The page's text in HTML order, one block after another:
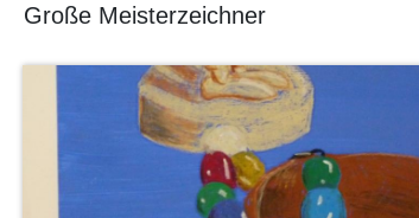
Große Meisterzeichner